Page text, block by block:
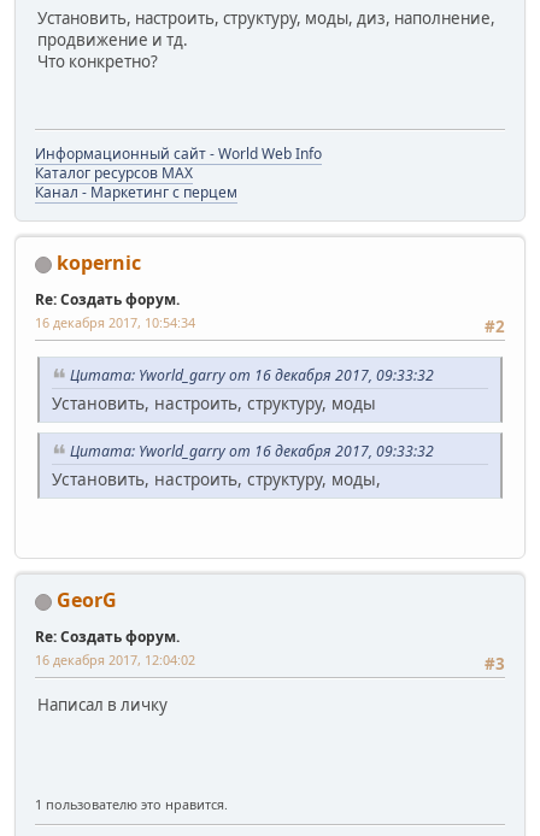
Установить, настроить, структуру, моды, диз, наполнение,
продвижение и тд.
Что конкретно?
Информационный сайт - World Web Info
Каталог ресурсов MAX
Канал - Маркетинг с перцем
kopernic
Re: Создать форум.
#2
16 декабря 2017, 10:54:34
Цитата: Yworld_garry от 16 декабря 2017, 09:33:32
Установить, настроить, структуру, моды
Цитата: Yworld_garry от 16 декабря 2017, 09:33:32
Установить, настроить, структуру, моды,
GeorG
Re: Создать форум.
#3
16 декабря 2017, 12:04:02
Написал в личку
1 пользователю это нравится.